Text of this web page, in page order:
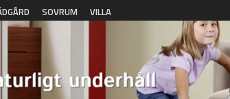
SOVRUM VILLA